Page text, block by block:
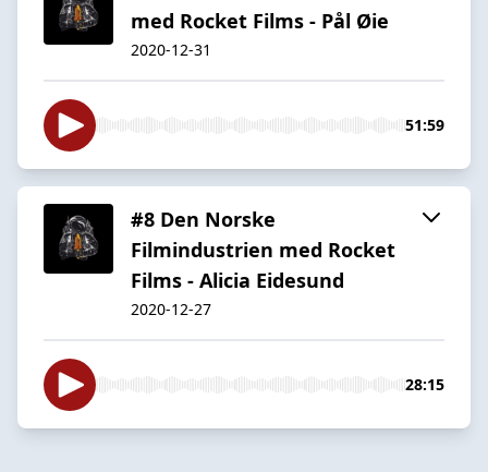
med Rocket Films - Pål Øie
2020-12-31
51:59
#8 Den Norske
Filmindustrien med Rocket
Films - Alicia Eidesund
2020-12-27
28:15